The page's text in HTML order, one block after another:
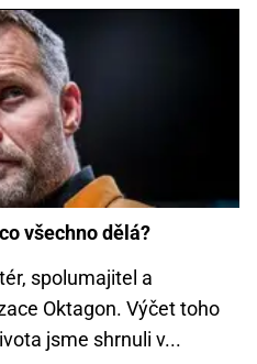
všechno dělá?
spolumajitel a
Oktagon. Výčet toho
jsme shrnuli v...